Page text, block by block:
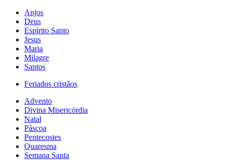
Anjos
Deus
Espírito Santo
Jesus
Maria
Milagre
Santos
Feriados cristãos
Advento
Divina Misericórdia
Natal
Páscoa
Pentecostes
Quaresma
Semana Santa